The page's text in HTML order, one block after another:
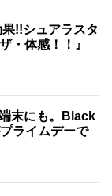
!!シュアラスタ
・体感！！』
末にも。Black
ライムデーで